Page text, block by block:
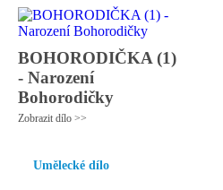
BOHORODIČKA (1)
- Narození
Bohorodičky
Zobrazit dílo >>
Umělecké dílo